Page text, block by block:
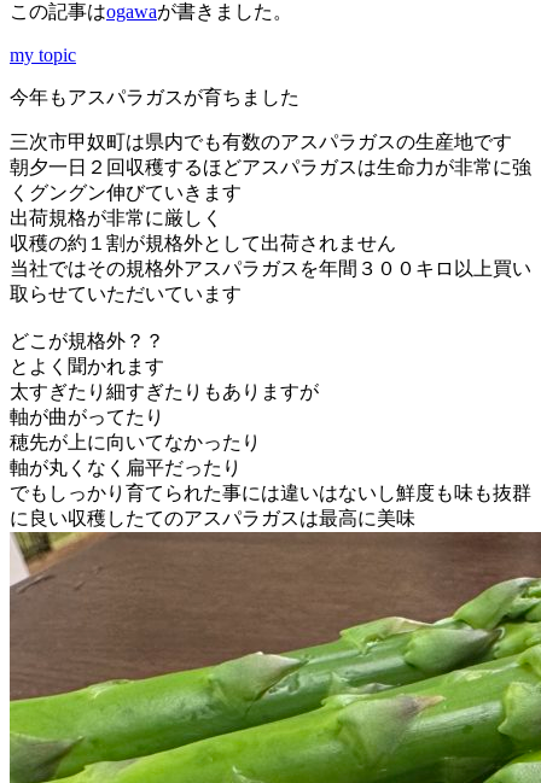
この記事はogawaが書きました。
my topic
今年もアスパラガスが育ちました
三次市甲奴町は県内でも有数のアスパラガスの生産地です
朝夕一日２回収穫するほどアスパラガスは生命力が非常に強
くグングン伸びていきます
出荷規格が非常に厳しく
収穫の約１割が規格外として出荷されません
当社ではその規格外アスパラガスを年間３００キロ以上買い
取らせていただいています
どこが規格外？？
とよく聞かれます
太すぎたり細すぎたりもありますが
軸が曲がってたり
穂先が上に向いてなかったり
軸が丸くなく扁平だったり
でもしっかり育てられた事には違いはないし鮮度も味も抜群
に良い収穫したてのアスパラガスは最高に美味